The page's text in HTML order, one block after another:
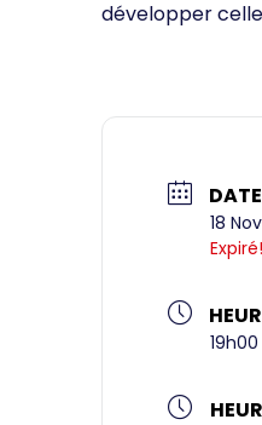
développer
DATE
18
Expiré!